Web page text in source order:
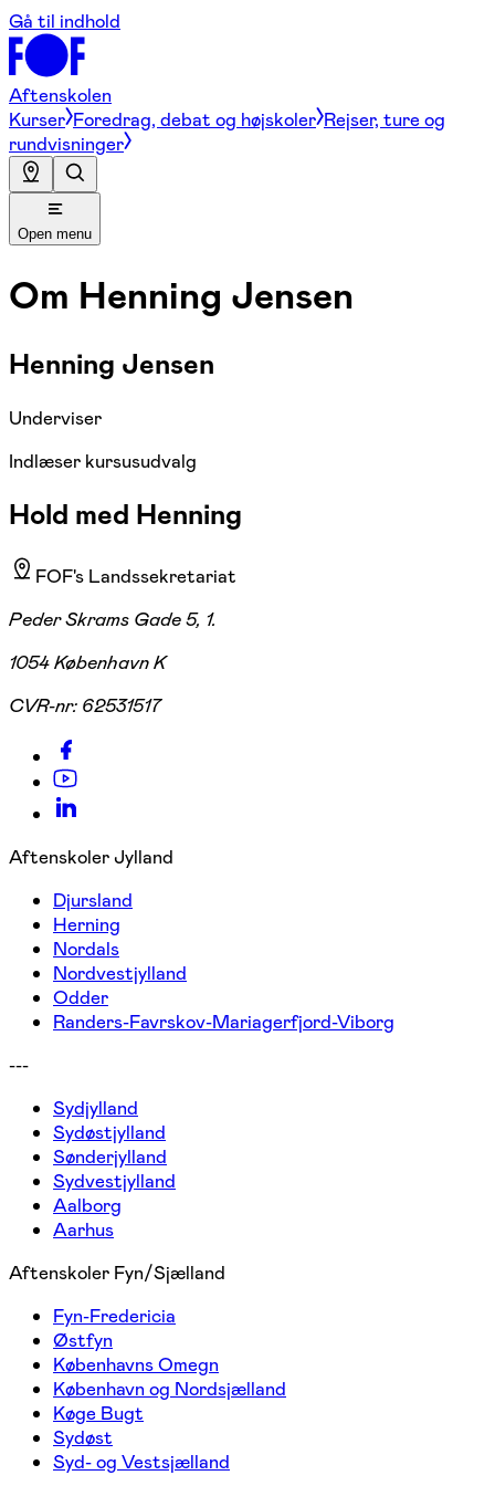
Gå til indhold
Aftenskolen
Kurser Foredrag, debat og højskoler Rejser, ture og
rundvisninger
Open menu
Om Henning Jensen
Henning Jensen
Underviser
Indlæser kursusudvalg
Hold med Henning
FOF's Landssekretariat
Peder Skrams Gade 5, 1.
1054 København K
CVR-nr: 62531517
Aftenskoler Jylland
Djursland
Herning
Nordals
Nordvestjylland
Odder
Randers-Favrskov-Mariagerfjord-Viborg
---
Sydjylland
Sydøstjylland
Sønderjylland
Sydvestjylland
Aalborg
Aarhus
Aftenskoler Fyn/Sjælland
Fyn-Fredericia
Østfyn
Københavns Omegn
København og Nordsjælland
Køge Bugt
Sydøst
Syd- og Vestsjælland